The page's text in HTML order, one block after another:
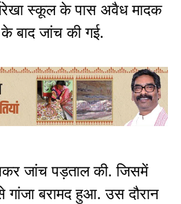
स्कूल के पास अवैध मादक
के बाद जांच की गई.
जांच पड़ताल की. जिसमें
बरामद हुआ. उस दौरान